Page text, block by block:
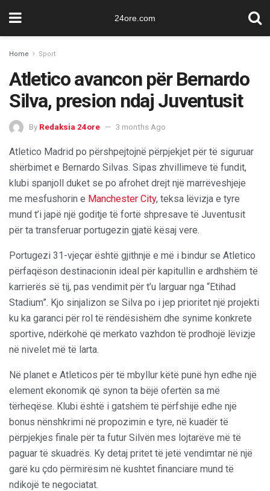
24ore.com
Home Sport
Atletico avancon për Bernardo
Silva, presion ndaj Juventusit
By Redaksia 24ore 3 months Ago
Atletico Madrid po përshpejtojnë përpjekjet për të siguruar
shërbimet e Bernardo Silvas. Sipas zhvillimeve të fundit,
klubi spanjoll duket se po afrohet drejt një marrëveshjeje
me mesfushorin e Manchester City, teksa lëvizja e tyre
mund t’i japë një goditje të fortë shpresave të Juventusit
për ta transferuar portugezin gjatë kësaj vere.
Portugezi 31-vjeçar është gjithnjë e më i bindur se Atletico
përfaqëson destinacionin ideal për kapitullin e ardhshëm të
karrierës së tij, pas vendimit për t’u larguar nga “Etihad
Stadium”. Kjo sinjalizon se Silva po i jep prioritet një projekti
ku ka garanci për rol të rëndësishëm dhe synime konkrete
sportive, ndërkohë që merkato vazhdon të prodhojë lëvizje
në nivelet më të larta.
Në planet e Atleticos për të mbyllur këtë punë hyn edhe një
element ekonomik që synon ta bëjë ofertën sa më
tërheqëse. Klubi është i gatshëm të përfshijë edhe një
bonus nënshkrimi në propozimin e tyre, në kuadër të
përpjekjes finale për ta futur Silvën mes lojtarëve më të
paguar të skuadrës. Ky detaj pritet të jetë vendimtar në një
garë ku çdo përmirësim në kushtet financiare mund të
ndikojë te negociatat.